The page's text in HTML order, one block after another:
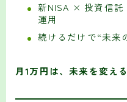
新NISA × 投資信
運用
続けるだけで“未来
月1万円は、未来を変え